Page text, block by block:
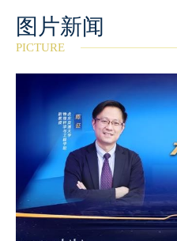
图片新闻
PICTURE